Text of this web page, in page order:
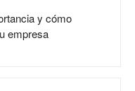
y cómo
empresa